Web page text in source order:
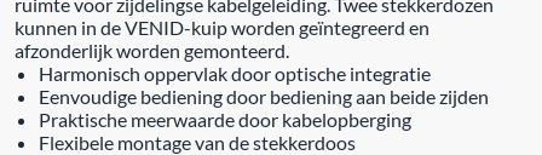
kunnen in de VENID-kuip worden geïntegreerd en
afzonderlijk worden gemonteerd.
Harmonisch oppervlak door optische integratie
Eenvoudige bediening door bediening aan beide zijden
Praktische meerwaarde door kabelopberging
Flexibele montage van de stekkerdoos